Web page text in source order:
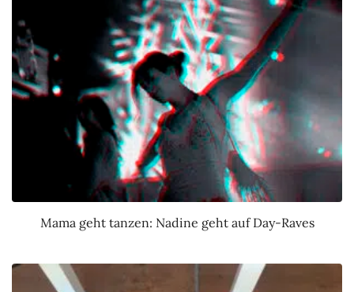
Mama geht tanzen: Nadine geht auf Day-Raves